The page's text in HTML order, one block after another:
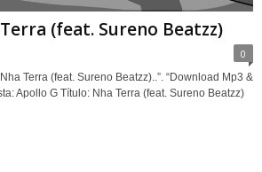
(feat. Sureno Beatzz)
0
Terra (feat. Sureno Beatzz)..”. “Download Mp3 &
Apollo G Título: Nha Terra (feat. Sureno Beatzz)